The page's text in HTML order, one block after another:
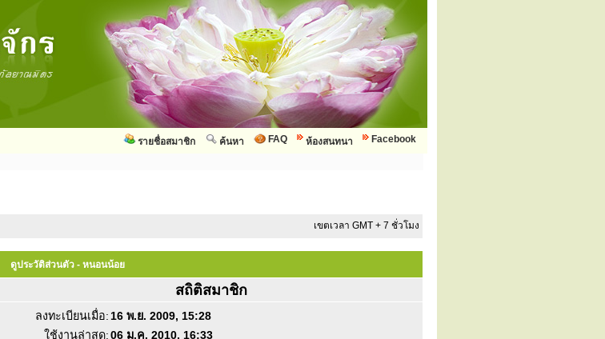
Facebook
ห้องสนทนา
FAQ
ค้นหา
รายชื่อสมาชิก
เขตเวลา GMT + 7 ชั่วโมง
ดูประวัติส่วนตัว - หนอนน้อย
สถิติสมาชิก
ลงทะเบียนเมื่อ: 16 พ.ย. 2009, 15:28
ใช้งานล่าสุด:06 ม.ค. 2010, 16:33